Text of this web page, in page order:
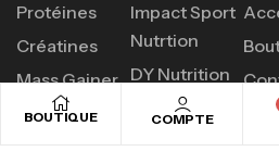
BOUTIQUE COMPTE
Protéines
Créatines
Mass Gainer
Acides
Impact Sport
Nutrtion
DY Nutrition
Olimp